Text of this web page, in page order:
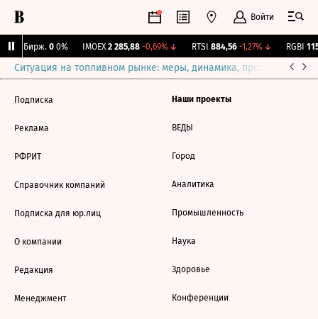
Войти
CNY Бирж. 0 0% IMOEX 2 285,88 -0,69%↓ RTSI 884,56 -1,27%↓ RGBI
Ситуация на топливном рынке: меры, динамика, прогнозы
Подписка
Реклама
РФРИТ
Справочник компаний
Подписка для юр.лиц
О компании
Редакция
Менеджмент
Наши проекты
ВЕДЫ
Город
Аналитика
Промышленность
Наука
Здоровье
Конференции